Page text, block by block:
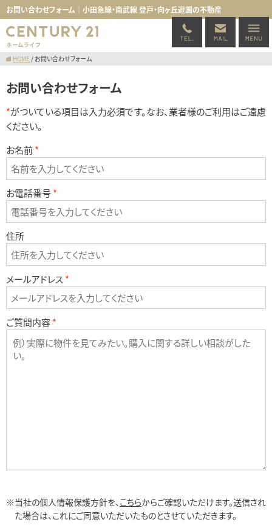
お問い合わせフォーム｜小田急線・南武線 登戸・向ヶ丘遊園の不動産
HOME/ お問い合わせフォーム
お問い合わせフォーム
*がついている項目は入力必須です。なお、業者様のご利用はご遠慮
ください。
お名前
お電話番号
住所
メールアドレス
ご質問内容
当社の個人情報保護方針を、こちらからご確認いただけます。送信され
た場合は、これにご同意いただいたものとさせていただきます。